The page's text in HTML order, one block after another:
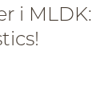
i MLDK: